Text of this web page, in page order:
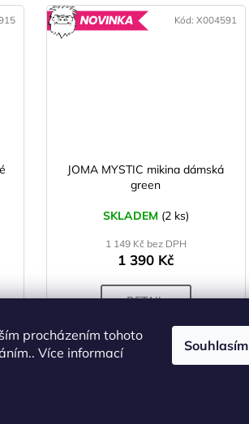
procházením tohoto
Více informací
Souhlasím
JOMA MYSTIC mikina dámská
green
SKLADEM (2 ks)
1 149 Kč bez DPH
1 390 Kč
DETAIL
S M L
Kód: X004591